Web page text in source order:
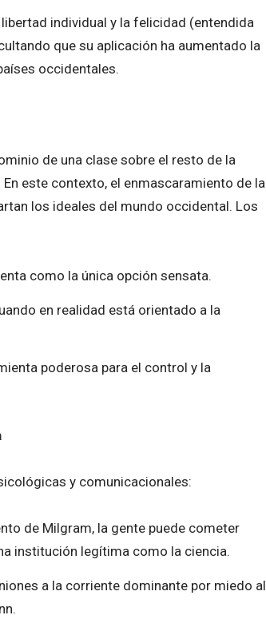
individual y la felicidad (entendida
que su aplicación ha aumentado la
occidentales.
de una clase sobre el resto de la
este contexto, el enmascaramiento de la
los ideales del mundo occidental. Los
como la única opción sensata.
en realidad está orientado a la
poderosa para el control y la
y comunicacionales:
de Milgram, la gente puede cometer
institución legítima como la ciencia.
a la corriente dominante por miedo al